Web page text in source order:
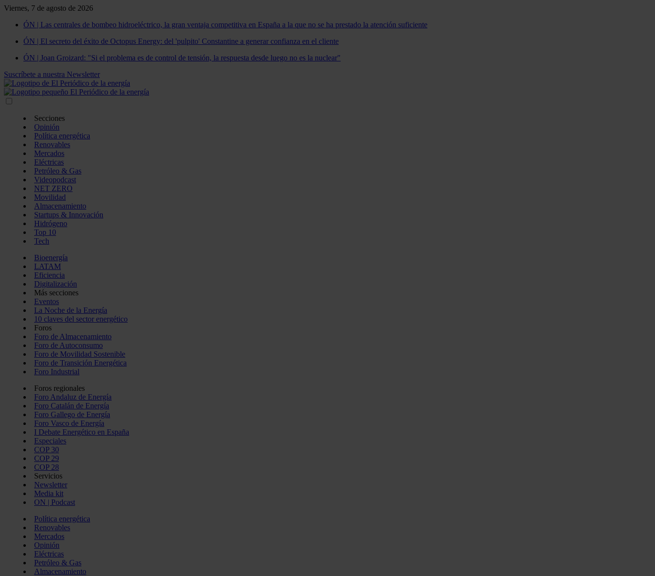
Viernes, 7 de agosto de 2026
ÓN | Las centrales de bombeo hidroeléctrico, la gran ventaja competitiva en España a la que no se ha prestado la atención suficiente
ÓN | El secreto del éxito de Octopus Energy: del 'pulpito' Constantine a generar confianza en el cliente
ÓN | Joan Groizard: "Si el problema es de control de tensión, la respuesta desde luego no es la nuclear"
Suscríbete a nuestra Newsletter
Secciones
Opinión
Política energética
Renovables
Mercados
Eléctricas
Petróleo & Gas
Videopodcast
NET ZERO
Movilidad
Almacenamiento
Startups & Innovación
Hidrógeno
Top 10
Tech
Bioenergía
LATAM
Eficiencia
Digitalización
Más secciones
Eventos
La Noche de la Energía
10 claves del sector energético
Foros
Foro de Almacenamiento
Foro de Autoconsumo
Foro de Movilidad Sostenible
Foro de Transición Energética
Foro Industrial
Foros regionales
Foro Andaluz de Energía
Foro Catalán de Energía
Foro Gallego de Energía
Foro Vasco de Energía
I Debate Energético en España
Especiales
COP 30
COP 29
COP 28
Servicios
Newsletter
Media kit
ON | Podcast
Política energética
Renovables
Mercados
Opinión
Eléctricas
Petróleo & Gas
Almacenamiento